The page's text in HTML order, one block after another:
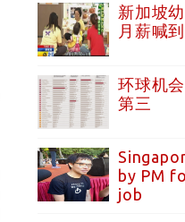
新加坡
月薪喊
环球机
第三
by PM
job